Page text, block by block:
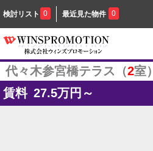
検討リスト 0 最近見た物件 0
代々木参宮橋テラス（2室）
賃料 27.5万円～